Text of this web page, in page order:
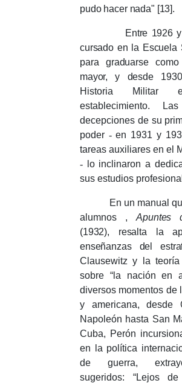
pudo hacer nada" [13].
Entre 1926 y
cursado en la Escuela
para graduarse
mayor, y desde
Historia Militar
establecimiento.
decepciones de su
poder -en 1931 y
tareas auxiliares en el
-
lo inclinaron a
sus estudios
En un manual que
alumnos ,Apuntes
(1932), resalta la
enseñanzas del
Clausewitz y la
sobre “la nación en
diversos momentos de
y americana, desde
Napoleón hasta San
Cuba, Perón
en la política
de guerra,
sugeridos: “Lejos